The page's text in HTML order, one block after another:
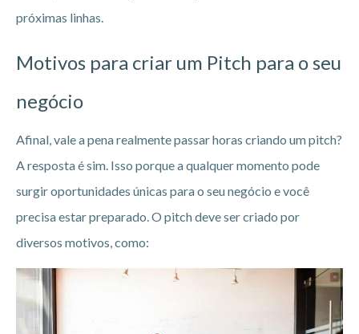
próximas linhas.
Motivos para criar um Pitch para o seu
negócio
Afinal, vale a pena realmente passar horas criando um pitch?
A resposta é sim. Isso porque a qualquer momento pode
surgir oportunidades únicas para o seu negócio e você
precisa estar preparado. O pitch deve ser criado por
diversos motivos, como: